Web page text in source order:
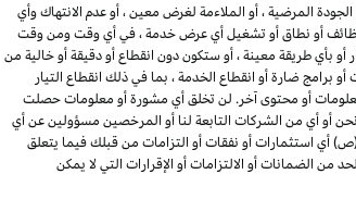
المرضية ، أو الملاءمة لغرض معين ، أو عدم الانتهاك وأي
وظائف أو نطاق أو تشغيل أي عرض خدمة ، في أي وقت ومن وقت
بأي طريقة معينة ، أو ستكون دون انقطاع أو دقيقة أو خالية من
ضارة أو انقطاع الخدمة ، بما في ذلك انقطاع التيار
أو محتوى آخر. لن تخلق أي مشورة أو معلومات حصلت
أو أي من الشركات التابعة لنا أو المرخصين مسؤولين عن أي
(ص) أي استثمارات أو نفقات أو التزامات من قبلك فيما يتعلق
أي إنهاء أو تعليق لمشاركتك في برنامج المشاركين . لن يعمل أي شيء في هذا القسم ۷ لاستبعاد أو الحد من الضمانات أو الالتزامات أو الإقرارات التي لا يمكن